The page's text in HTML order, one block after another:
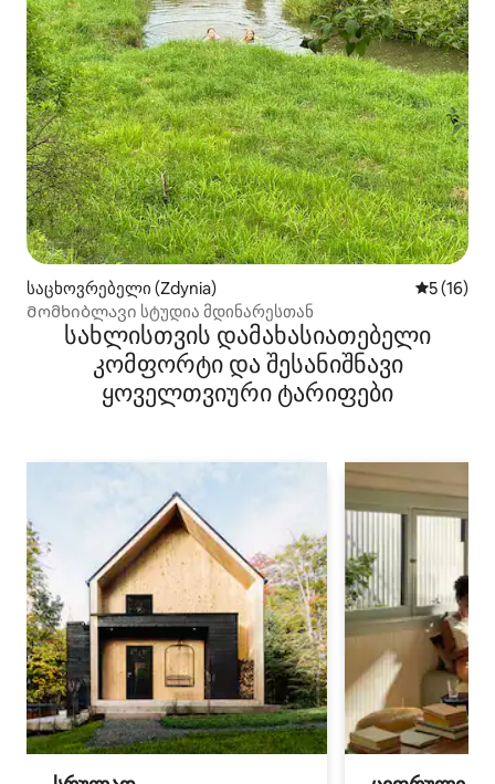
საცხოვრებელი (Zdynia) საშუალო
5 (16)
Მომხიბლავი სტუდია მდინარესთან
სახლისთვის დამახასიათებელი
კომფორტი და შესანიშნავი
ყოველთვიური ტარიფები